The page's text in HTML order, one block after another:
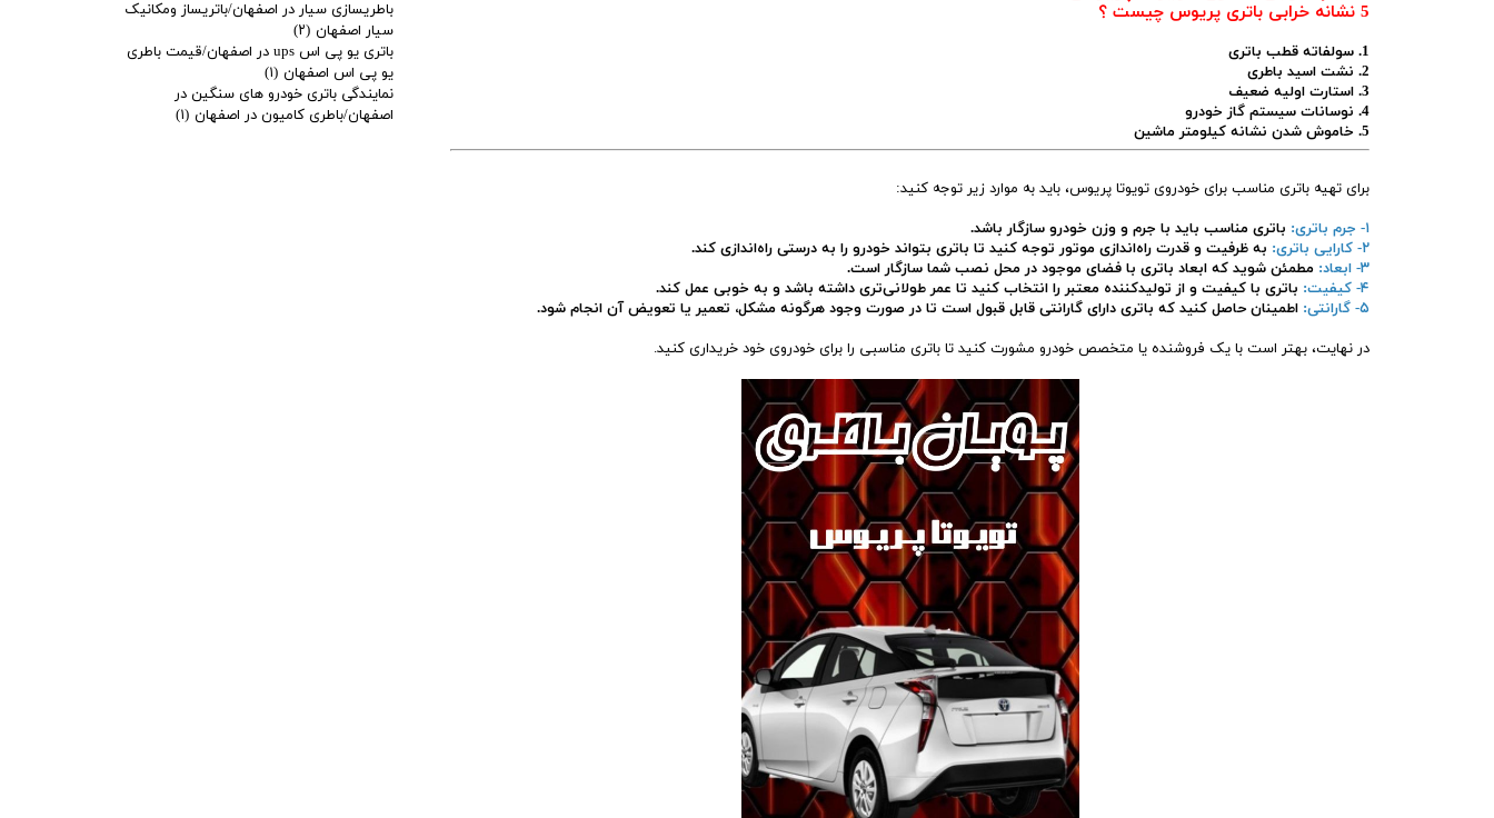
5 نشانه خرابی باتری پریوس چیست ؟
1. سولفاته قطب باتری
2. نشت اسید باطری
3. استارت اولیه ضعیف
4. نوسانات سیستم گاز خودرو
5. خاموش شدن نشانه کیلومتر ماشین
برای تهیه باتری مناسب برای خودروی تویوتا پریوس، باید به موارد زیر توجه کنید:
۱- جرم باتری:
باتری مناسب باید با جرم و وزن خودرو سازگار باشد.
۲- کارایی باتری:
به ظرفیت و قدرت راه‌اندازی موتور توجه کنید تا باتری بتواند خودرو را به درستی راه‌اندازی کند.
۳- ابعاد:
مطمئن شوید که ابعاد باتری با فضای موجود در محل نصب شما سازگار است.
۴- کیفیت:
باتری با کیفیت و از تولیدکننده معتبر را انتخاب کنید تا عمر طولانی‌تری داشته باشد و به خوبی عمل کند.
۵- گارانتی:
اطمینان حاصل کنید که باتری دارای گارانتی قابل قبول است تا در صورت وجود هرگونه مشکل، تعمیر یا تعویض آن انجام شود.
در نهایت، بهتر است با یک فروشنده یا متخصص خودرو مشورت کنید تا باتری مناسبی را برای خودروی خود خریداری کنید.
باطریسازی سیار در اصفهان/باتریساز ومکانیک
سیار اصفهان (۲)
باتری یو پی اس ups در اصفهان/قیمت باطری
یو پی اس اصفهان (۱)
نمایندگی باتری خودرو های سنگین در
اصفهان/باطری کامیون در اصفهان (۱)